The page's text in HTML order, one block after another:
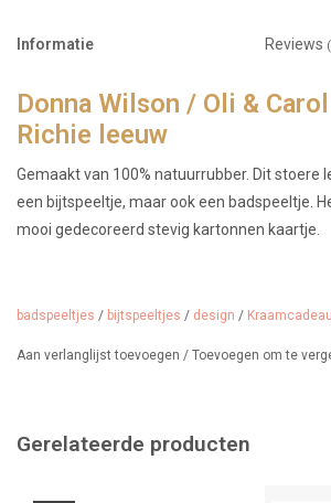
Informatie Reviews
Donna Wilson / Oli &
Richie leeuw
Gemaakt van 100% natuurrubber. Dit stoere
een bijtspeeltje, maar ook een badspeeltje.
mooi gedecoreerd stevig kartonnen kaartje.
kaartje.
badspeeltjes / bijtspeeltjes / design / Kraamcadeau
Aan verlanglijst toevoegen / Toevoegen om te
Gerelateerde producten